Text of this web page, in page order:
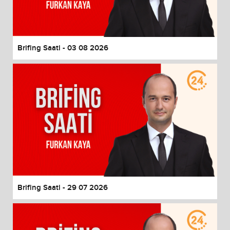
End of dialog window.
Brifing Saati - 03 08 2026
Brifing Saati - 29 07 2026